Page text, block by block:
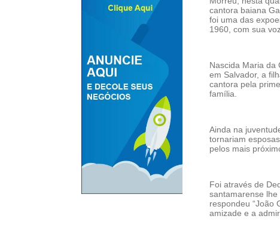
cantora baiana
foi uma das
1960, com sua
Nascida Maria da
em Salvador, a
cantora pela
família.
Ainda na
tornariam
pelos mais
Foi através de
santamarense lhe
respondeu “João
amizade e a